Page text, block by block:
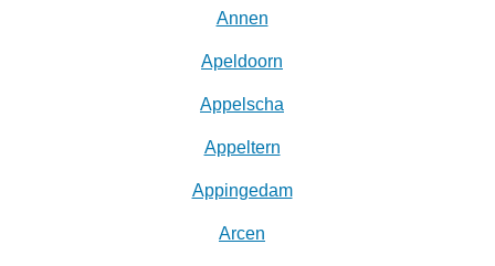
Annen
Apeldoorn
Appelscha
Appeltern
Appingedam
Arcen